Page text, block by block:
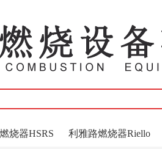
烧器HSRS 利雅路燃烧器Riello